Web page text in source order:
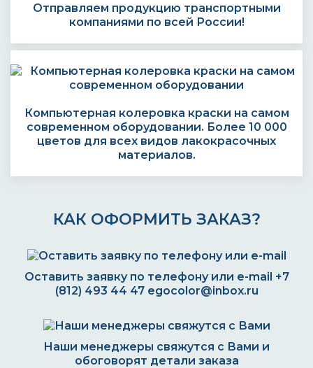
Отправляем продукцию транспортными
компаниями по всей России!
Компьютерная колеровка краски на самом
современном оборудовании. Более 10 000
цветов для всех видов лакокрасочных
материалов.
КАК ОФОРМИТЬ ЗАКАЗ?
Оставить заявку по телефону или e-mail +7
(812) 493 44 47 egocolor@inbox.ru
Наши менеджеры свяжутся с Вами и
обоговорят детали заказа